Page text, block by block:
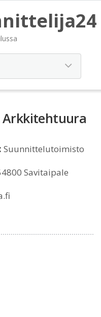
Suunnittelutoimisto
Savitaipale